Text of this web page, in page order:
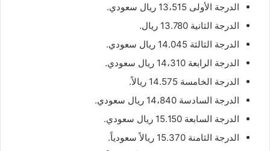
الدرجة الأولى 13،515 ريال سعودي.
الدرجة الثانية 13.780 ريال.
الدرجة الثالثة 14.045 ريال سعودي.
الدرجة الرابعة 14،310 ريال سعودي.
الدرجة الخامسة 14.575 ريالاً.
الدرجة السادسة 14،840 ريال سعودي.
الدرجة السابعة 15.150 ريال سعودي.
الدرجة الثامنة 15.370 ريالاً سعودياً.